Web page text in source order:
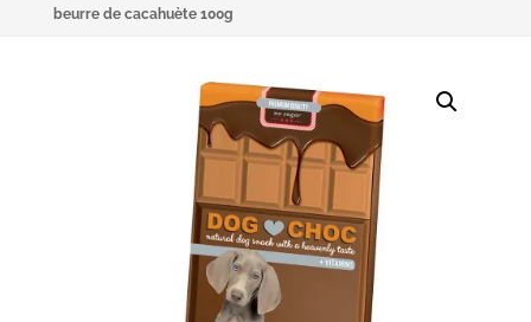
beurre de cacahuète 100g